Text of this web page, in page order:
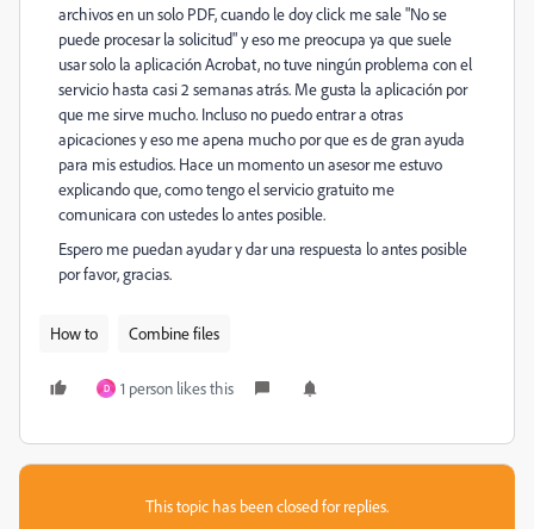
archivos en un solo PDF, cuando le doy click me sale "No se
puede procesar la solicitud" y eso me preocupa ya que suele
usar solo la aplicación Acrobat, no tuve ningún problema con el
servicio hasta casi 2 semanas atrás. Me gusta la aplicación por
que me sirve mucho. Incluso no puedo entrar a otras
apicaciones y eso me apena mucho por que es de gran ayuda
para mis estudios. Hace un momento un asesor me estuvo
explicando que, como tengo el servicio gratuito me
comunicara con ustedes lo antes posible.
Espero me puedan ayudar y dar una respuesta lo antes posible
por favor, gracias.
How to Combine files
D 1 person likes this
This topic has been closed for replies.